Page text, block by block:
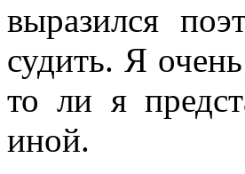
выразился
судить. Я
то ли я
иной.